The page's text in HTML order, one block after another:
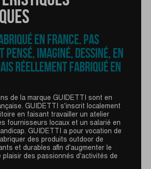
EN FRANCE. PAS
PENSÉ, IMAGINÉ, DESSINÉ, EN
RÉELLEMENT FABRIQUÉ EN
de la marque GUIDETTI sont en
GUIDETTI s'inscrit localement
en faisant travailler un atelier
fournisseurs locaux et un salarié en
GUIDETTI a pour vocation de
des produits outdoor de
et durables afin d'augmenter le
plaisir des passionnés d'activités de
RACE
Viper+ Race GUIDETTI est une
mousse allongée et une forme
est équipée du système de
GUIDETTI du gantelet détachable
développée pour les
nouvelle poignée est encore plus
et pratique. Avec un bouton
utilisation facile, fiable et simple
sa forme affinée et sa longueur
confort et un retour de bâton